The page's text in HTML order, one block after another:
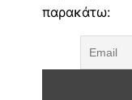
παρακάτω: